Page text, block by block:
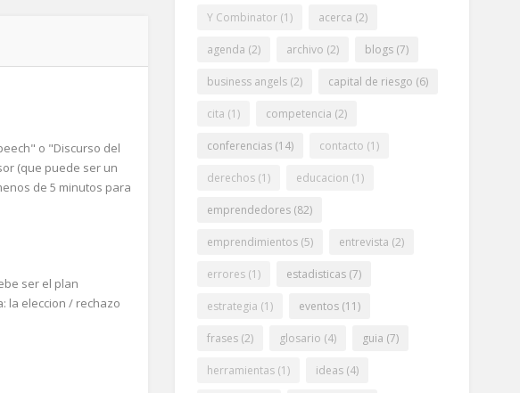
o "Discurso del
(que puede ser un
de 5 minutos para
ser el plan
la eleccion / rechazo
Y Combinator (1) acerca (2)
agenda (2) archivo (2) blogs (7)
business angels (2) capital de riesgo (6)
cita (1) competencia (2)
conferencias (14) contacto (1)
derechos (1) educacion (1)
emprendedores (82)
emprendimientos (5) entrevista (2)
errores (1) estadisticas (7)
estrategia (1) eventos (11)
frases (2) glosario (4) guia (7)
herramientas (1) ideas (4)